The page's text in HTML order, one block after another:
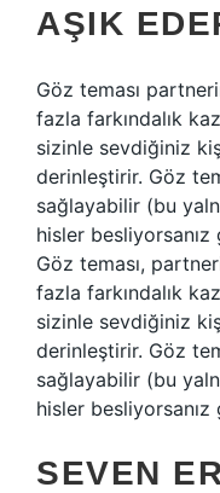
AŞIK
Göz teması
fazla farkındalık
sizinle sevdiğiniz
derinleştirir. Göz
sağlayabilir (bu
hisler
Göz teması,
fazla farkındalık
sizinle sevdiğiniz
derinleştirir. Göz
sağlayabilir (bu
hisler besliyorsanız
SEVEN